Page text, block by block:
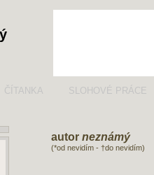
ČÍTANKA SLOHOVÉ PRÁCE
autor neznámý
(*od nevidím - †do nevidím)